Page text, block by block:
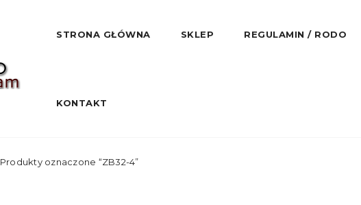
STRONA GŁÓWNA SKLEP REGULAMIN / RODO
KONTAKT
Produkty oznaczone “ZB32-4”